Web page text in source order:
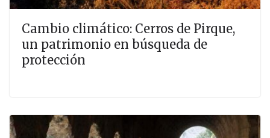
Cambio climático: Cerros de Pirque,
un patrimonio en búsqueda de
protección